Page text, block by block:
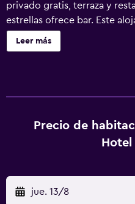
privado gratis, terraza y
estrellas ofrece bar. Este
encuentra a 2,6 km de
Besøgscenter. En el hotel,
de cama y toallas. En el
buffet. Acantilados del
Leer más
Precio de
jue. 13/8